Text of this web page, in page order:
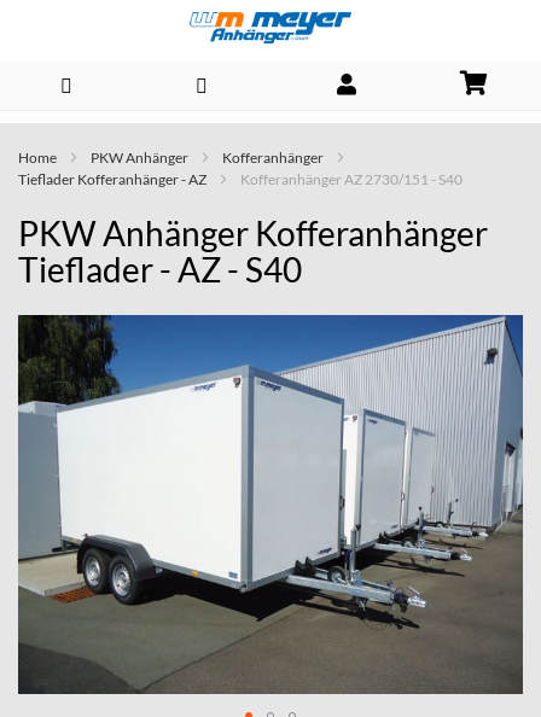
Direkt
zum
Inhalt
Home PKW Anhänger
Kofferanhänger
Tieflader Kofferanhänger - AZ
Kofferanhänger AZ 2730/151 - S40
PKW Anhänger Kofferanhänger
Tieflader - AZ - S40
Skip
to
the
end
of
images
gallery